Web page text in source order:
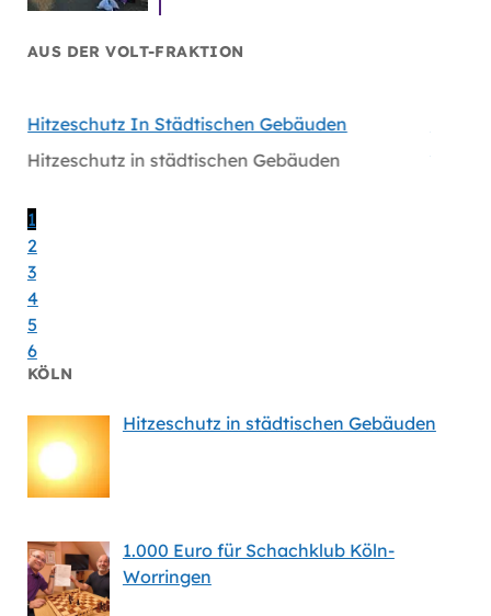
AUS DER VOLT-FRAKTION
Hitzeschutz In Städtischen Gebäuden
Hitzeschutz in städtischen Gebäuden
1
2
3
4
5
6
KÖLN
Hitzeschutz in städtischen Gebäuden
1.000 Euro für Schachklub Köln-
Worringen